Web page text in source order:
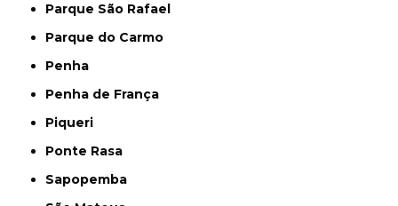
Parque São Rafael
Parque do Carmo
Penha
Penha de França
Piqueri
Ponte Rasa
Sapopemba